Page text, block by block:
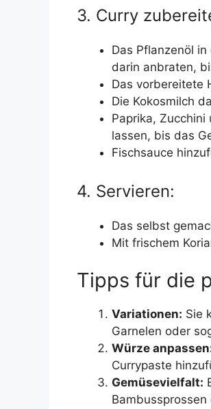
3. Curry
Das Pflanzenöl
darin anbraten,
Das vorbereitete
Die Kokosmilch
Paprika,
lassen, bis das
Fischsauce
4. Servieren:
Das selbst
Mit frischem
Tipps für die
Variationen: Sie
Garnelen oder
Würze
Currypaste
Gemüsevielfalt: